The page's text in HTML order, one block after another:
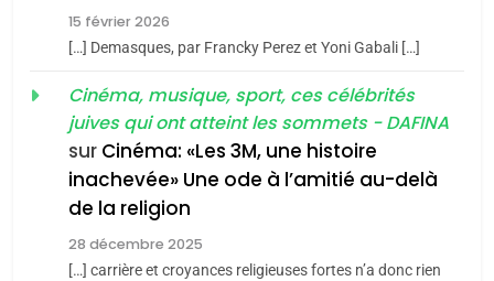
«Tu dis génocide, je dis
guerre»: La nouvelle
chanson de Boy George
ISRAÉL JUDAISME
15 février 2026
[…] Demasques, par Francky Perez et Yoni Gabali […]
Cinéma, musique, sport, ces célébrités
juives qui ont atteint les sommets - DAFINA
sur Cinéma: «Les 3M, une histoire
inachevée» Une ode à l’amitié au-delà
de la religion
28 décembre 2025
[…] carrière et croyances religieuses fortes n’a donc rien
meurtrière selon le rapport
l’antisémitisme
FIÈRE, DIGNE ET RÉSILIENTE :
POURQUOI JE REVENDIQUE
MA JUDAÏTE par Thérèse
Zrihen-Dvir
ISRAÉL